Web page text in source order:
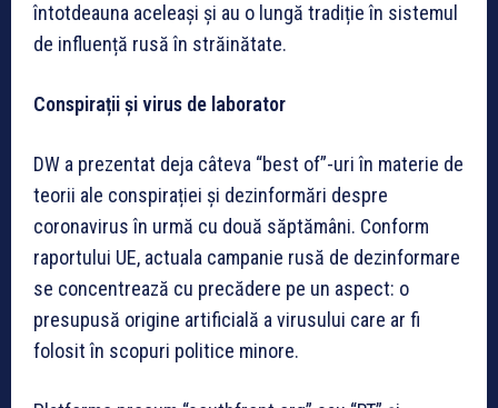
întotdeauna aceleași și au o lungă tradiție în sistemul
de influență rusă în străinătate.
Conspirații și virus de laborator
DW a prezentat deja câteva “best of”-uri în materie de
teorii ale conspirației și dezinformări despre
coronavirus în urmă cu două săptămâni. Conform
raportului UE, actuala campanie rusă de dezinformare
se concentrează cu precădere pe un aspect: o
presupusă origine artificială a virusului care ar fi
folosit în scopuri politice minore.